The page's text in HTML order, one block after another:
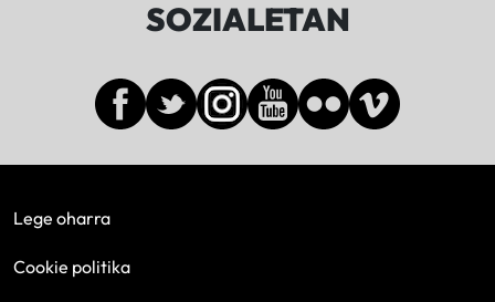
SOZIALETAN
Lege oharra
Cookie politika